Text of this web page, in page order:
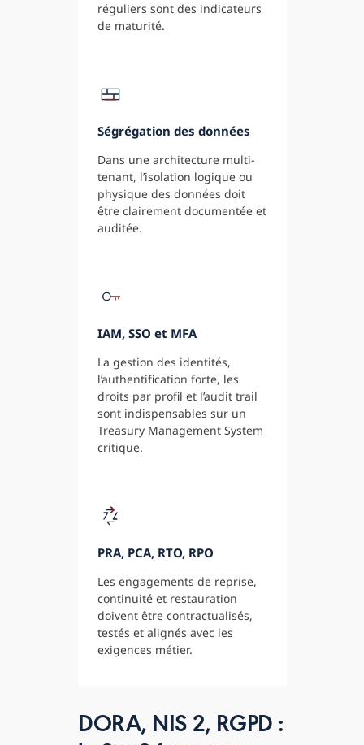
réguliers sont des indicateurs
de maturité.
Ségrégation des données
Dans une architecture multi-
tenant, l’isolation logique ou
physique des données doit
être clairement documentée et
auditée.
IAM, SSO et MFA
La gestion des identités,
l’authentification forte, les
droits par profil et l’audit trail
sont indispensables sur un
Treasury Management System
critique.
PRA, PCA, RTO, RPO
Les engagements de reprise,
continuité et restauration
doivent être contractualisés,
testés et alignés avec les
exigences métier.
DORA, NIS 2, RGPD :